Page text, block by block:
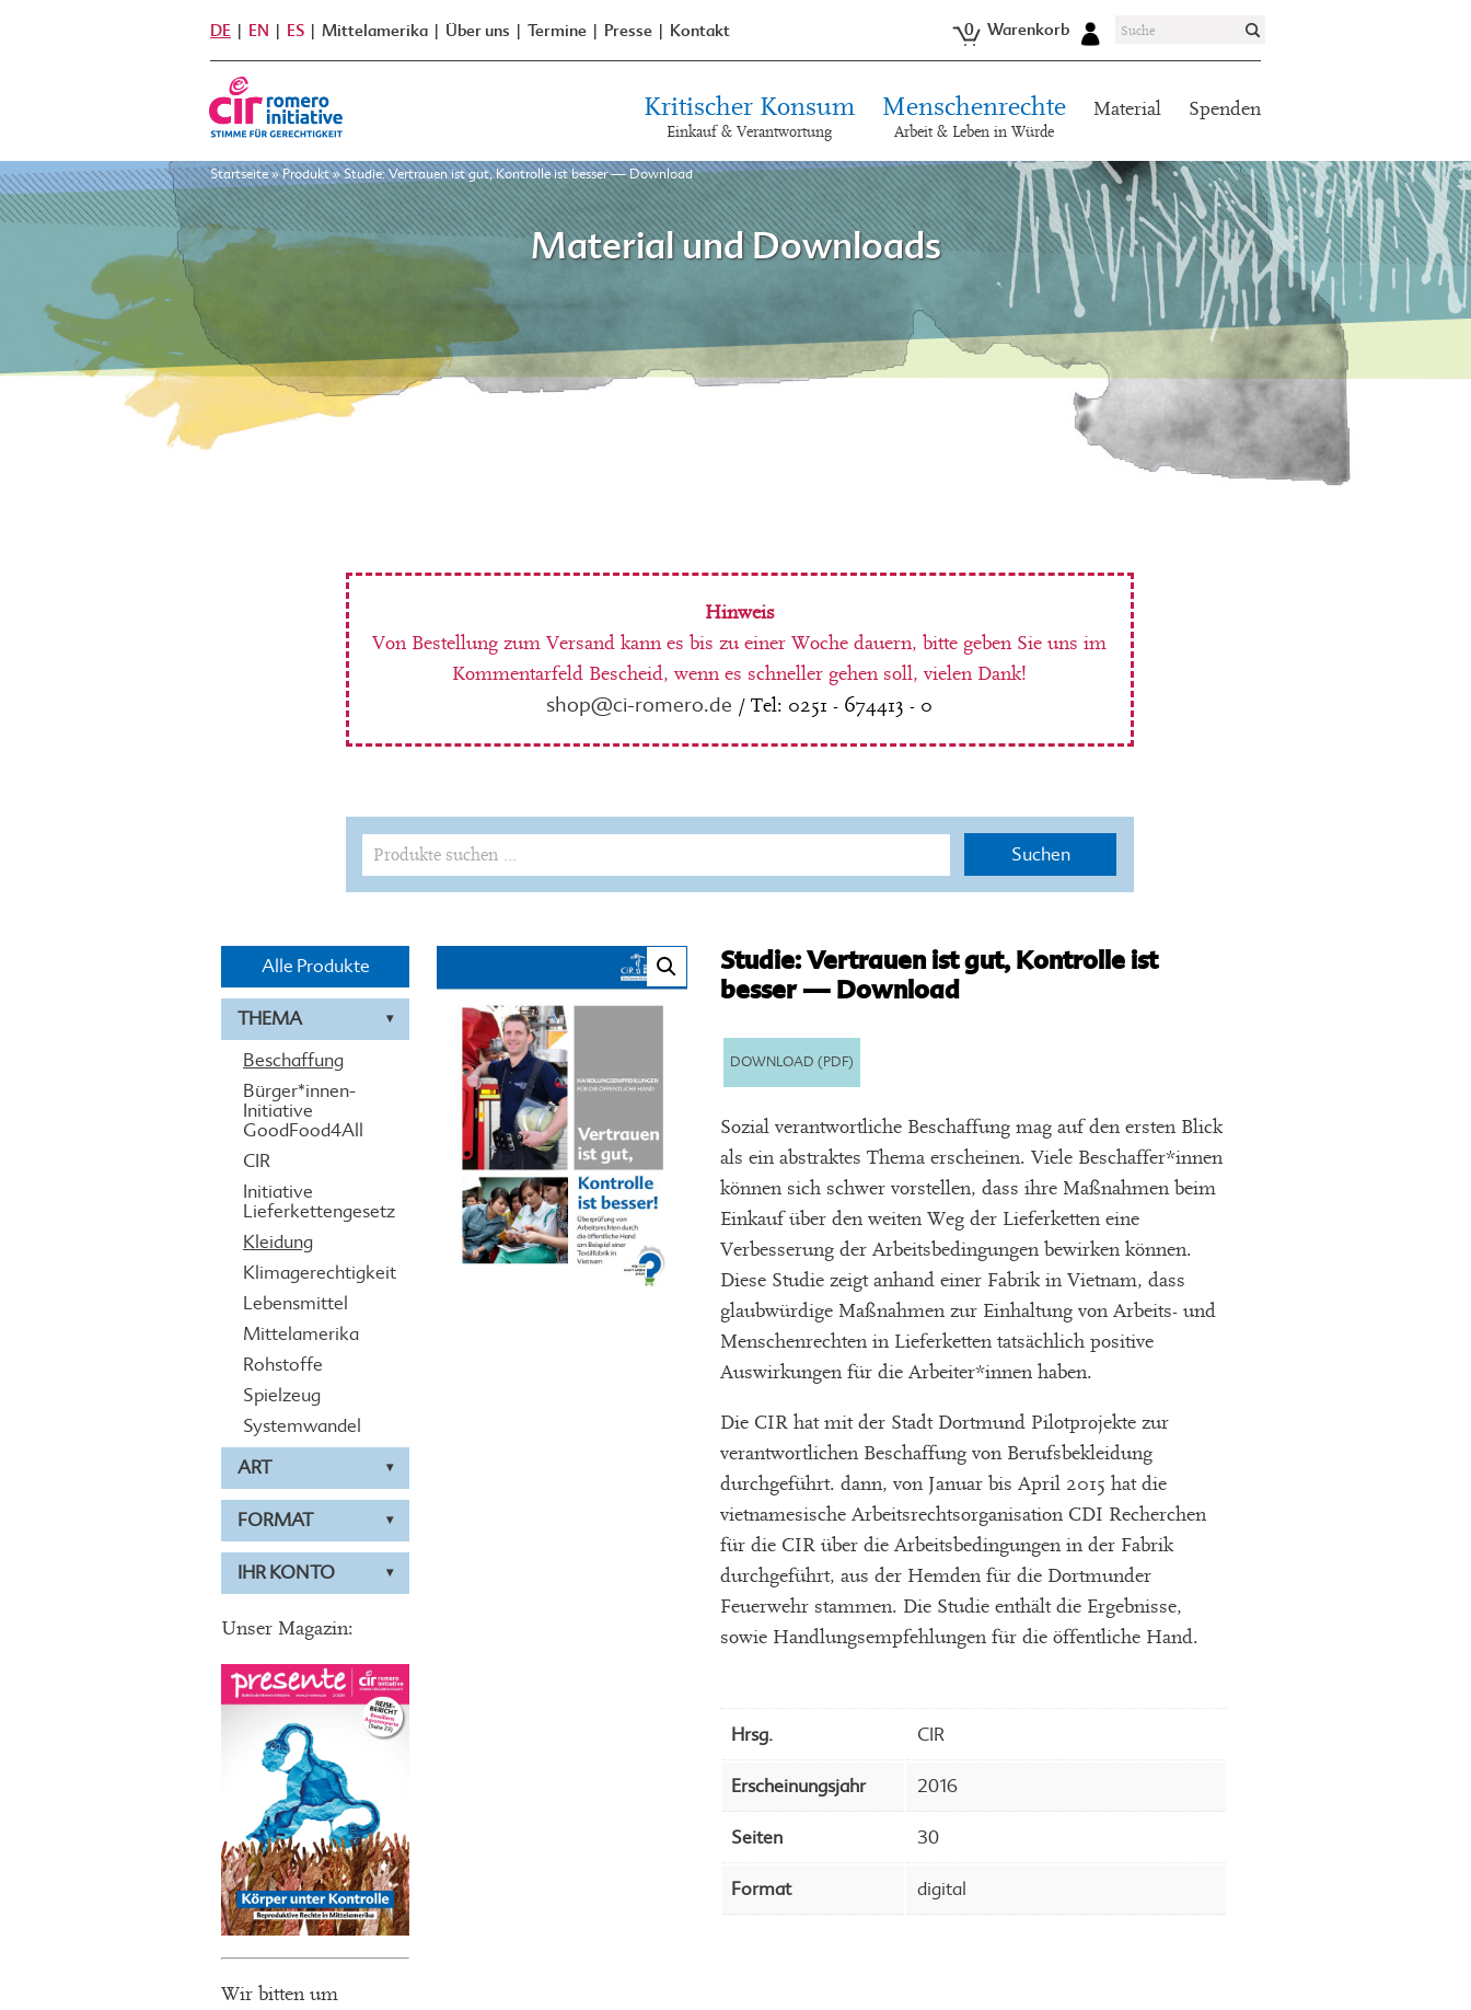
DE EN ES Mittelamerika Über uns Termine Presse Kontakt 0 Warenkorb
Kritischer Konsum
Einkauf & Verantwortung
Menschenrechte
Arbeit & Leben in Würde
Material Spenden
Startseite»Produkt»Studie: Vertrauen ist gut, Kontrolle ist besser — Download
Material und Downloads
Hinweis
Von Bestellung zum Versand kann es bis zu einer Woche dauern, bitte geben Sie uns im
Kommentarfeld Bescheid, wenn es schneller gehen soll, vielen Dank!
shop@ci-romero.de / Tel: 0251 - 674413 - 0
Suchen
nach:
Suchen
Alle Produkte
THEMA
Beschaffung
Bürger*innen-
Initiative
GoodFood4All
CIR
Initiative
Lieferkettengesetz
Kleidung
Klimagerechtigkeit
Lebensmittel
Mittelamerika
Rohstoffe
Spielzeug
Systemwandel
ART
FORMAT
IHR KONTO
Unser Magazin:
Wir bitten um
Studie: Vertrauen ist gut, Kontrolle ist
besser — Download
DOWNLOAD (PDF)
Sozial verantwortliche Beschaffung mag auf den ersten Blick
als ein abstraktes Thema erscheinen. Viele Beschaffer*innen
können sich schwer vorstellen, dass ihre Maßnahmen beim
Einkauf über den weiten Weg der Lieferketten eine
Verbesserung der Arbeitsbedingungen bewirken können.
Diese Studie zeigt anhand einer Fabrik in Vietnam, dass
glaubwürdige Maßnahmen zur Einhaltung von Arbeits- und
Menschenrechten in Lieferketten tatsächlich positive
Auswirkungen für die Arbeiter*innen haben.
Die CIR hat mit der Stadt Dortmund Pilotprojekte zur
verantwortlichen Beschaffung von Berufsbekleidung
durchgeführt. dann, von Januar bis April 2015 hat die
vietnamesische Arbeitsrechtsorganisation CDI Recherchen
für die CIR über die Arbeitsbedingungen in der Fabrik
durchgeführt, aus der Hemden für die Dortmunder
Feuerwehr stammen. Die Studie enthält die Ergebnisse,
sowie Handlungsempfehlungen für die öffentliche Hand.
Hrsg. CIR
Erscheinungsjahr 2016
Seiten 30
Format digital